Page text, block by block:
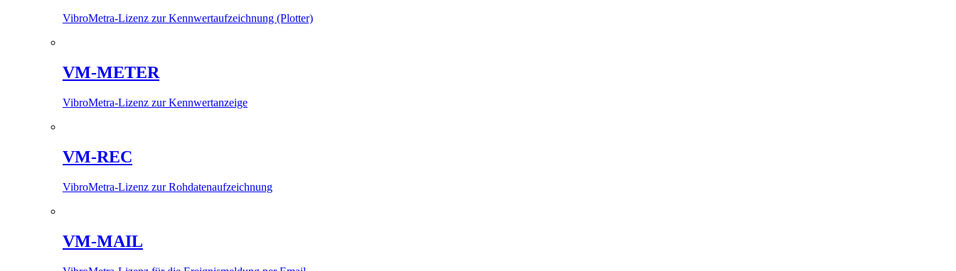
VibroMetra-Lizenz zur Kennwertaufzeichnung (Plotter)
VM-METER
VibroMetra-Lizenz zur Kennwertanzeige
VM-REC
VibroMetra-Lizenz zur Rohdatenaufzeichnung
VM-MAIL